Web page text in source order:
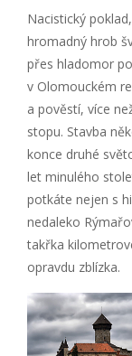
Nacistický
hromadný hrob
přes hladomor
v Olomouckém
a pověstí, více
stopu. Stavba
konce druhé
let minulého
potkáte nejen s
nedaleko
takřka
opravdu zblízka.